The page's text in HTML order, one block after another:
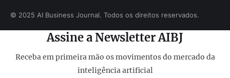
© 2025 AI Business Journal. Todos os direitos reservados.
Assine a Newsletter AIBJ
Receba em primeira mão os movimentos do mercado da
inteligência artificial